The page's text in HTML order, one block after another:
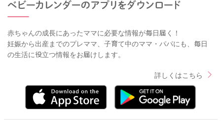
赤ちゃんの成長にあったママに必要な情報が毎日届く！
妊娠から出産までのプレママ、子育て中のママ・パパにも、毎日
の生活に役立つ情報をお届けします。
詳しくはこちら